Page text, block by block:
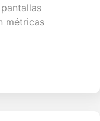
métricas